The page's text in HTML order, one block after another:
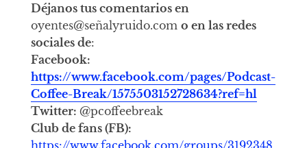
Déjanos tus comentarios en
oyentes@señalyruido.com o en las redes
sociales de:
Facebook:
https://www.facebook.com/pages/Podcast-
Coffee-Break/1575503152728634?ref=hl
Twitter: @pcoffeebreak
Club de fans (FB):
https://www.facebook.com/groups/3192348